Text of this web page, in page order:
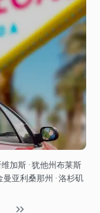
加斯 · 犹他州布莱斯
曼亚利桑那州 · 洛杉矶